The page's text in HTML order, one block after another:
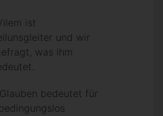
ist
und wir
was ihm
bedeutet für